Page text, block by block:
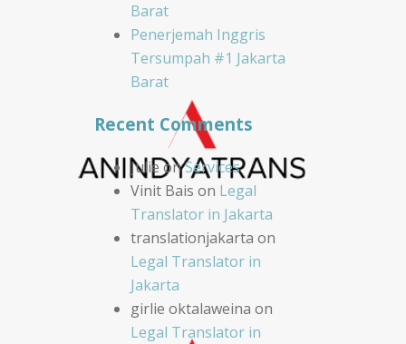
Barat
Penerjemah Inggris
Tersumpah #1 Jakarta
Barat
Recent Comments
JulieonServices
Vinit Bais on Legal
Translator in Jakarta
translationjakarta on
Legal Translator in
Jakarta
girlie oktalaweina on
Legal Translator in